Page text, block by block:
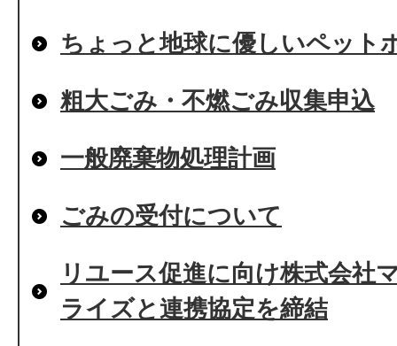
ちょっと地球に優しいペット
粗大ごみ・不燃ごみ収集申込
一般廃棄物処理計画
ごみの受付について
リユース促進に向け株式会社
ライズと連携協定を締結